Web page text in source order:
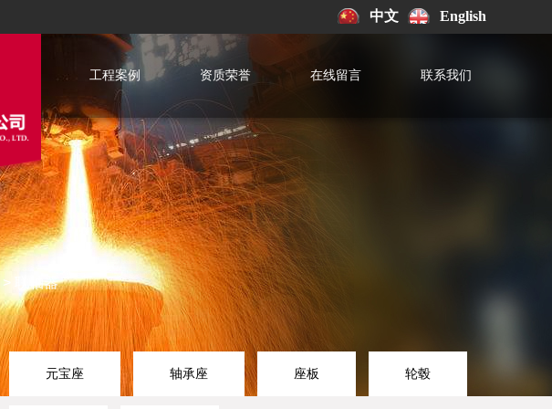
中文 English
工程案例 资质荣誉 在线留言 联系我们
> 联轴器
元宝座 轴承座 座板 轮毂